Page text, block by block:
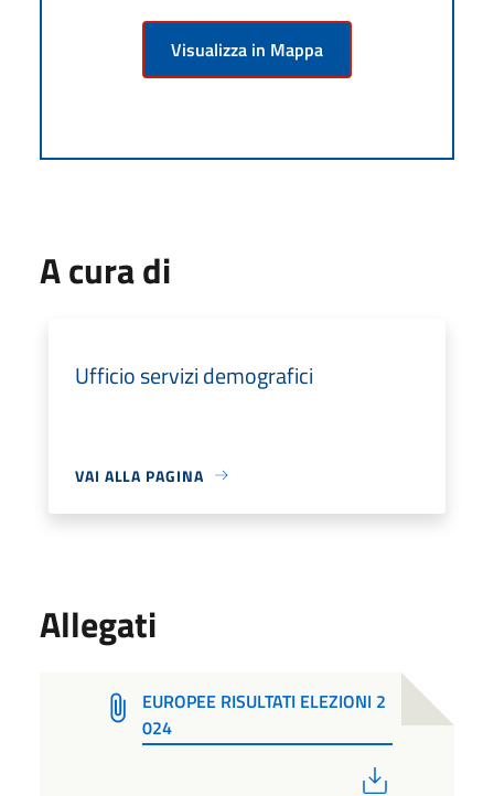
Visualizza in Mappa
A cura di
Ufficio servizi demografici
VAI ALLA PAGINA
Allegati
EUROPEE RISULTATI ELEZIONI 2
024